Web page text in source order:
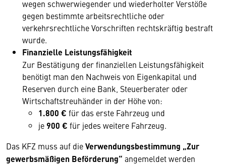
wegen schwerwiegender und wiederholter Verstöße
gegen bestimmte arbeitsrechtliche oder
verkehrsrechtliche Vorschriften rechtskräftig bestraft
wurde.
Finanzielle Leistungsfähigkeit
Zur Bestätigung der finanziellen Leistungsfähigkeit
benötigt man den Nachweis von Eigenkapital und
Reserven durch eine Bank, Steuerberater oder
Wirtschaftstreuhänder in der Höhe von:
1.800 € für das erste Fahrzeug und
je900 € für jedes weitere Fahrzeug.
Das KFZ muss auf dieVerwendungsbestimmung „Zur
gewerbsmäßigen Beförderung“ angemeldet werden